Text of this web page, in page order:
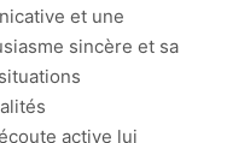
et une
sincère et sa
active lui